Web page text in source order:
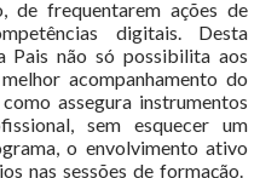
de frequentarem ações de
digitais. Desta
Pais não só possibilita aos
acompanhamento do
assegura instrumentos
sem esquecer um
o envolvimento ativo
nas sessões de formação.